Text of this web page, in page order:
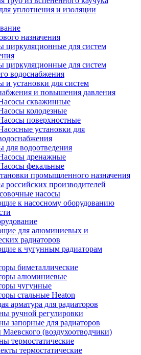
уплотнения и изоляции
назначения
циркуляционные для систем
циркуляционные для систем
водоснабжения
и установки для систем
и повышения давления
скважинные
колодезные
поверхностные
установки для
для водоотведения
дренажные
фекальные
промышленного назначения
российских производителей
насосы
к насосному оборудованию
для алюминиевых и
радиаторов
к чугунным радиаторам
биметаллические
алюминиевые
чугунные
стальные Heaton
арматура для радиаторов
ручной регулировки
запорные для радиаторов
(воздухоотводчики)
термостатические
термостатические